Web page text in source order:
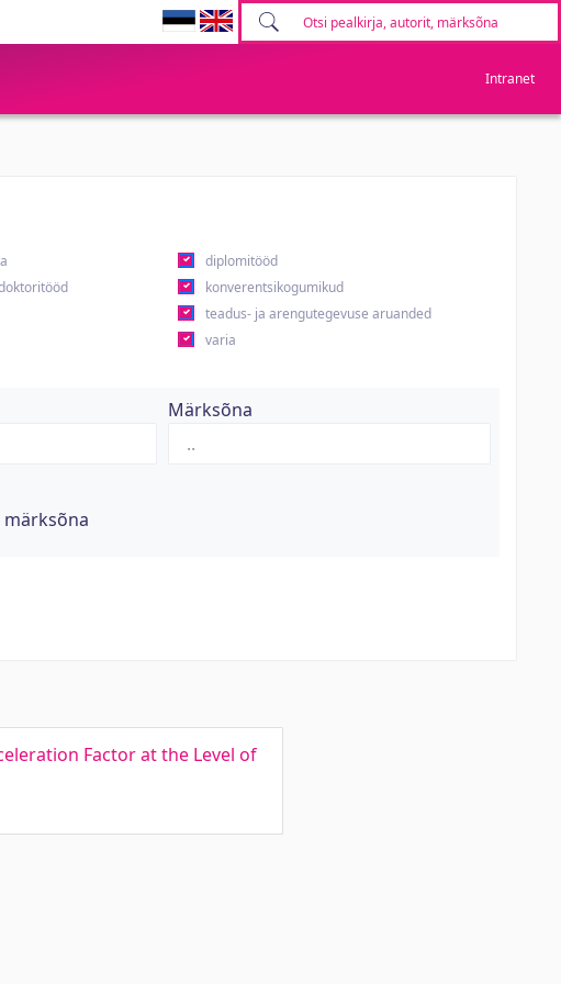
Intranet
diplomitööd
konverentsikogumikud
teadus- ja arengutegevuse aruanded
varia
Märksõna
Factor at the Level of